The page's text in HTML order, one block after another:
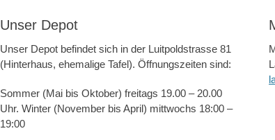
Unser Depot
Unser Depot befindet sich in der Luitpoldstrasse 81
(Hinterhaus, ehemalige Tafel). Öffnungszeiten sind:
Sommer (Mai bis Oktober) freitags 19.00 – 20.00
Uhr. Winter (November bis April) mittwochs 18:00 –
19:00